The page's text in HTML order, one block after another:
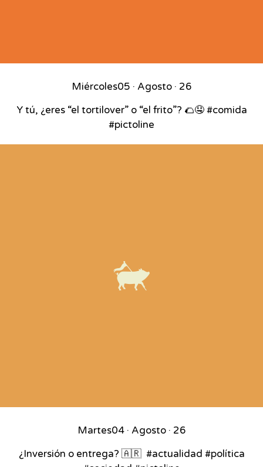
Miércoles05 · Agosto · 26
Y tú, ¿eres “el tortilover” o “el frito”? 🌮🤤 #comida
#pictoline
Martes04 · Agosto · 26
¿Inversión o entrega? 🇦🇷⁣ ⁣ #actualidad #política